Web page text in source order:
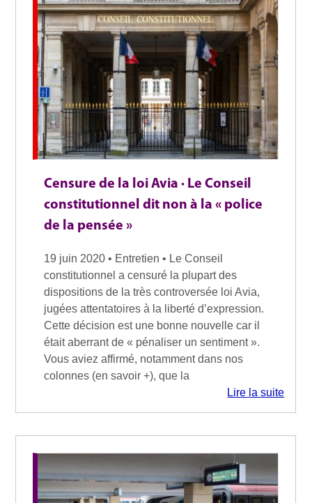
Censure de la loi Avia · Le Conseil
constitutionnel dit non à la « police
de la pensée »
19 juin 2020 • Entretien • Le Conseil
constitutionnel a censuré la plupart des
dispositions de la très controversée loi Avia,
jugées attentatoires à la liberté d’expression.
Cette décision est une bonne nouvelle car il
était aberrant de « pénaliser un sentiment ».
Vous aviez affirmé, notamment dans nos
colonnes (en savoir +), que la
Lire la suite